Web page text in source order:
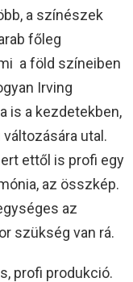
a színészek
főleg
a föld színeiben
Irving
is a kezdetekben,
utal.
ettől is profi egy
az összkép.
az
szükség van rá.
profi produkció.